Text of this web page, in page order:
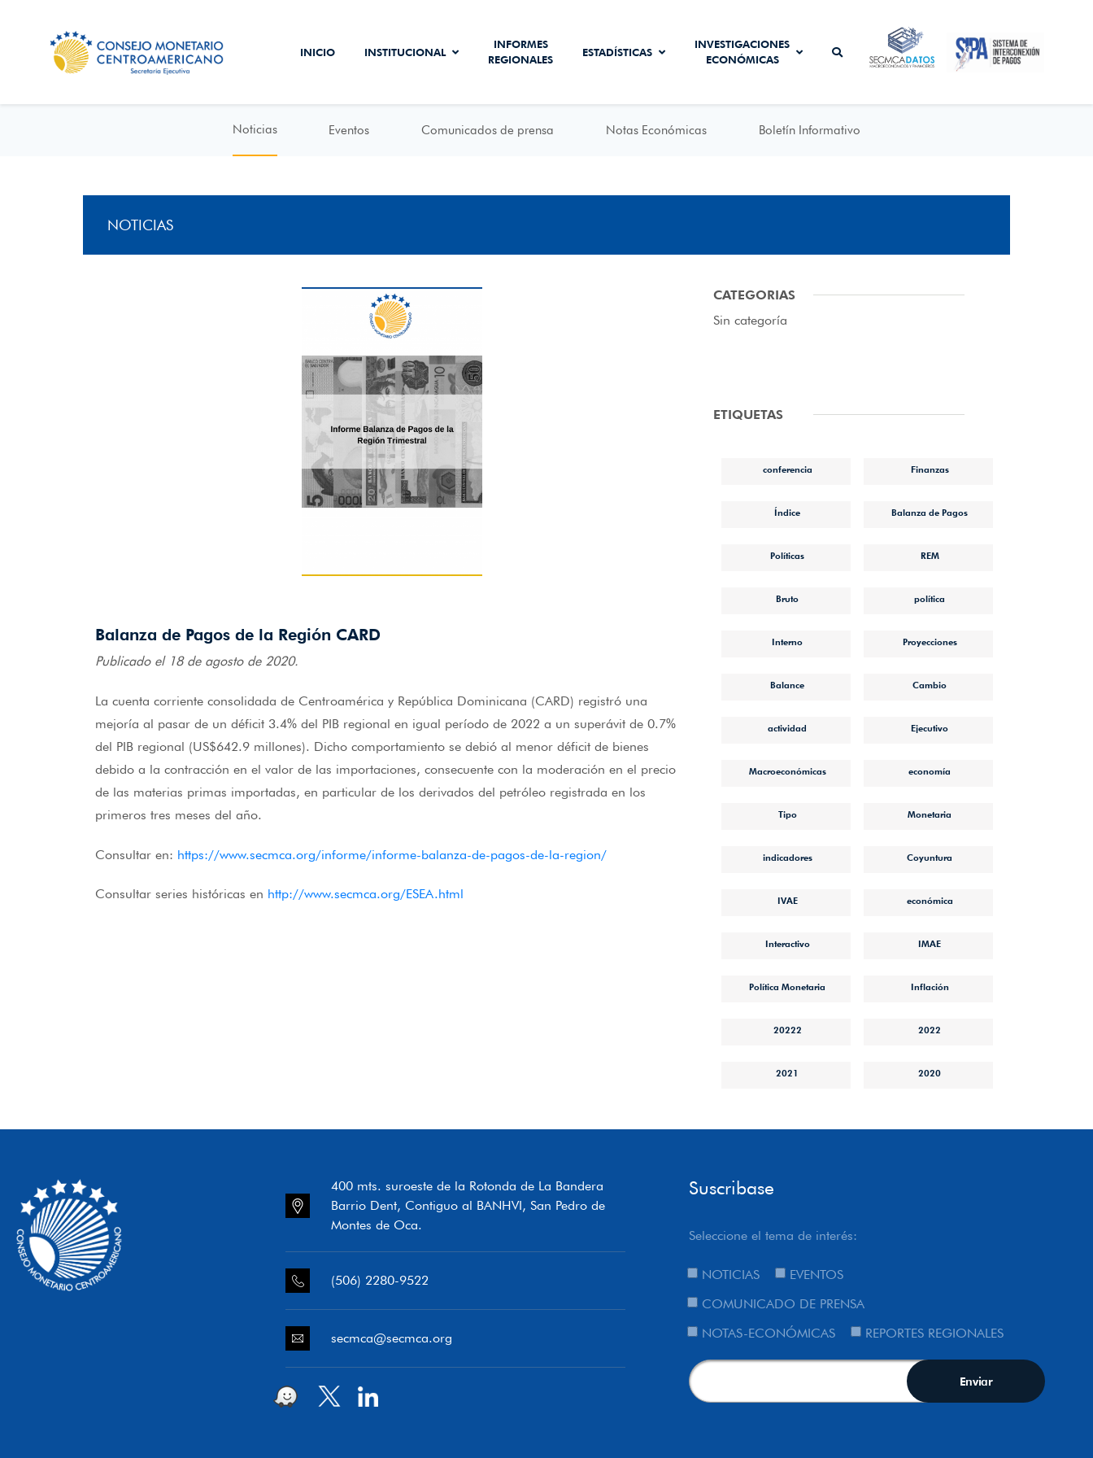
INICIO INSTITUCIONAL
INFORMES
REGIONALES
ESTADÍSTICAS
INVESTIGACIONES
ECONÓMICAS
SECMCA
DATOS
SISTEMA DE
INTERCONEXIÓN
DE PAGOS
Noticias Eventos Comunicados de prensa Notas Económicas Boletín Informativo
NOTICIAS
Balanza de Pagos de la Región CARD
Publicado el 18 de agosto de 2020.
La cuenta corriente consolidada de Centroamérica y República Dominicana (CARD) registró una
mejoría al pasar de un déficit 3.4% del PIB regional en igual período de 2022 a un superávit de 0.7%
del PIB regional (US$642.9 millones). Dicho comportamiento se debió al menor déficit de bienes
debido a la contracción en el valor de las importaciones, consecuente con la moderación en el precio
de las materias primas importadas, en particular de los derivados del petróleo registrada en los
primeros tres meses del año.
Consultar en: https://www.secmca.org/informe/informe-balanza-de-pagos-de-la-region/
Consultar series históricas en http://www.secmca.org/ESEA.html
CATEGORIAS
Sin categoría
ETIQUETAS
conferencia Finanzas
Índice Balanza de Pagos
Políticas REM
Bruto política
Interno Proyecciones
Balance Cambio
actividad Ejecutivo
Macroeconómicas economía
Tipo Monetaria
indicadores Coyuntura
IVAE económica
Interactivo IMAE
Política Monetaria Inflación
20222 2022
2021 2020
400 mts. suroeste de la Rotonda de La Bandera
Barrio Dent, Contiguo al BANHVI, San Pedro de
Montes de Oca.
(506) 2280-9522
secmca@secmca.org
Suscribase
Seleccione el tema de interés:
NOTICIAS
EVENTOS
COMUNICADO DE PRENSA
NOTAS-ECONÓMICAS
REPORTES REGIONALES